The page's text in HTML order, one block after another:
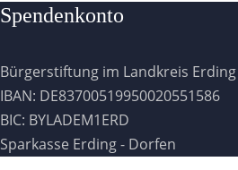
Spendenkonto
Bürgerstiftung im Landkreis Erding
IBAN: DE83700519950020551586
BIC: BYLADEM1ERD
Sparkasse Erding - Dorfen